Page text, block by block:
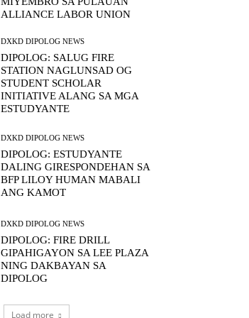
ALLIANCE LABOR UNION
DXKD DIPOLOG NEWS
DIPOLOG: SALUG FIRE
STATION NAGLUNSAD OG
STUDENT SCHOLAR
INITIATIVE ALANG SA MGA
ESTUDYANTE
DXKD DIPOLOG NEWS
DIPOLOG: ESTUDYANTE
DALING GIRESPONDEHAN SA
BFP LILOY HUMAN MABALI
ANG KAMOT
DXKD DIPOLOG NEWS
DIPOLOG: FIRE DRILL
GIPAHIGAYON SA LEE PLAZA
NING DAKBAYAN SA
DIPOLOG
Load more